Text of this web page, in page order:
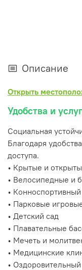
Описание
Открыть
Удобства и
Социальная
Благодаря
доступа.
• Крытые и
• Велосипедные и
•
• Парковые
• Детский сад
• Плавательные
• Мечеть и
• Медицинские
•